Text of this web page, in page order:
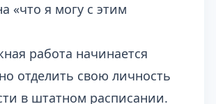
«что я могу с этим
работа начинается
отделить свою личность
в штатном расписании.